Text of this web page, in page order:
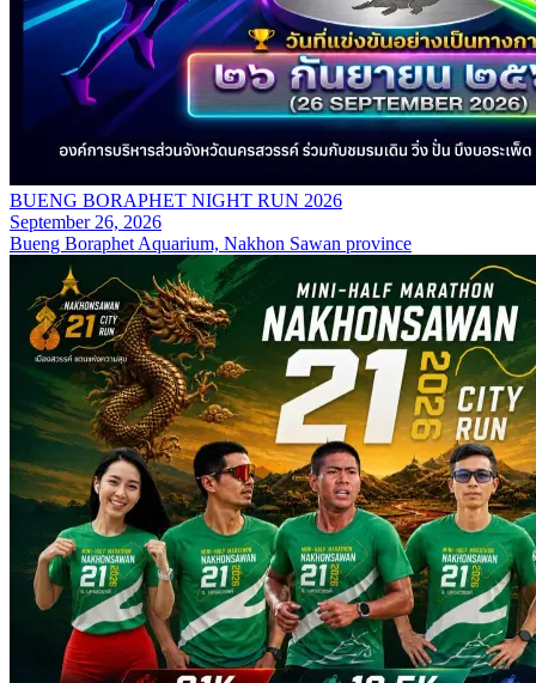
BUENG BORAPHET NIGHT RUN 2026
September 26, 2026
Bueng Boraphet Aquarium, Nakhon Sawan province